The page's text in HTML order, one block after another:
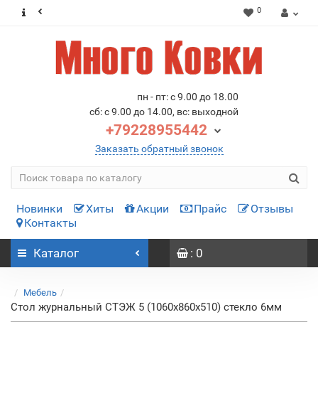
0
пн - пт: с 9.00 до 18.00
сб: с 9.00 до 14.00, вс: выходной
+79228955442
Заказать обратный звонок
Новинки Хиты Акции Прайс
Отзывы
Контакты
Каталог : 0
Мебель
Стол журнальный СТЭЖ 5 (1060х860х510) стекло 6мм